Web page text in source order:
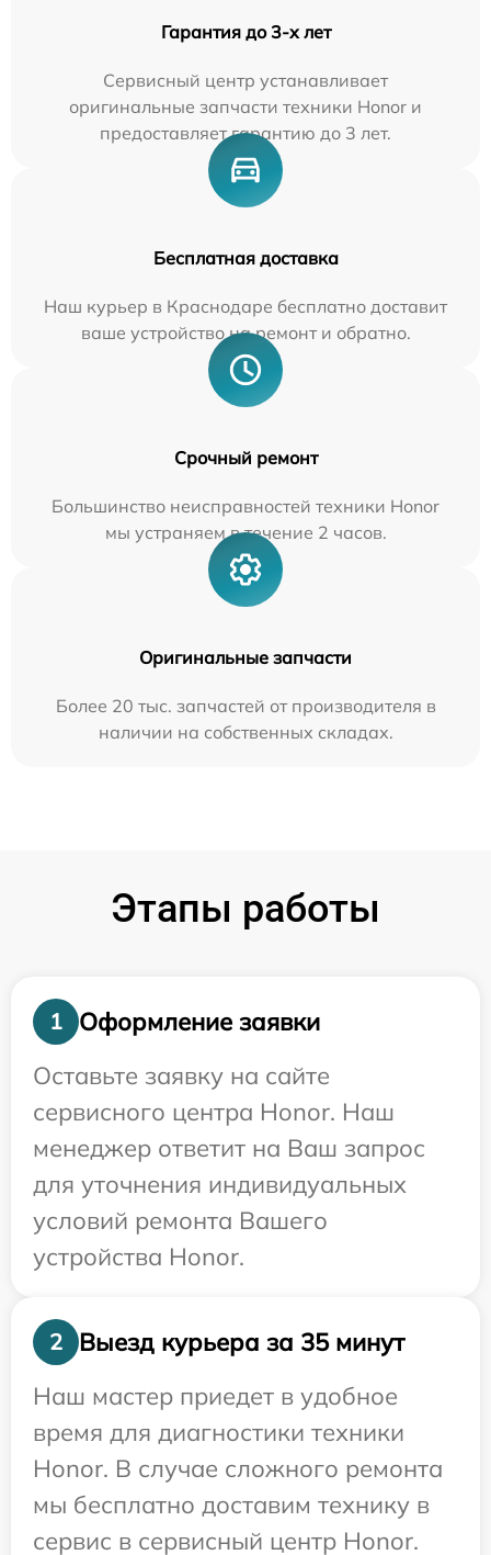
Гарантия до 3-х лет
Сервисный центр устанавливает
оригинальные запчасти техники Honor и
предоставляет гарантию до 3 лет.
Бесплатная доставка
Наш курьер в Краснодаре бесплатно доставит
ваше устройство на ремонт и обратно.
Срочный ремонт
Большинство неисправностей техники Honor
мы устраняем в течение 2 часов.
Оригинальные запчасти
Более 20 тыс. запчастей от производителя в
наличии на собственных складах.
Этапы работы
1
Оформление заявки
Оставьте заявку на сайте
сервисного центра Honor. Наш
менеджер ответит на Ваш запрос
для уточнения индивидуальных
условий ремонта Вашего
устройства Honor.
2
Выезд курьера за 35 минут
Наш мастер приедет в удобное
время для диагностики техники
Honor. В случае сложного ремонта
мы бесплатно доставим технику в
сервис в сервисный центр Honor.